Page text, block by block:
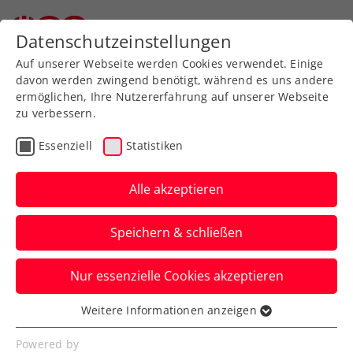
Zurück zur Newsübersicht
Rollstuhltennis
Griffioen bereichert 36. s
Versicherung Austrian
Open 2025
Die frühere Nummer eins und aktuelle
Nummer zehn der Welt ist der Star des
Datenschutzeinstellungen
Auf unserer Webseite werden Cookies verwendet. Einige
davon werden zwingend benötigt, während es uns andere
ermöglichen, Ihre Nutzererfahrung auf unserer Webseite
zu verbessern.
Essenziell Statistiken
Alle akzeptieren
Speichern & schließen
Nur essenzielle Cookies akzeptieren
Essenziell
Essenzielle Cookies werden für grundlegende
Weitere Informationen anzeigen
Powered by